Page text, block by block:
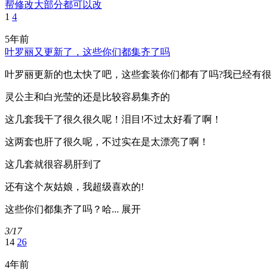
帮修改大部分都可以改
1 4
5年前
叶罗丽又更新了，这些你们都集齐了吗
叶罗丽更新的也太快了吧，这些套装你们都有了吗?我已经有很
灵公主和白光莹的还是比较容易集齐的
这几套我干了很久很久呢！泪目!不过太好看了啊！
这两套也肝了很久呢，不过实在是太漂亮了啊！
这几套就很容易肝到了
还有这个灰姑娘，我超级喜欢的!
这些你们都集齐了吗？哈... 展开
3/17
14 26
4年前